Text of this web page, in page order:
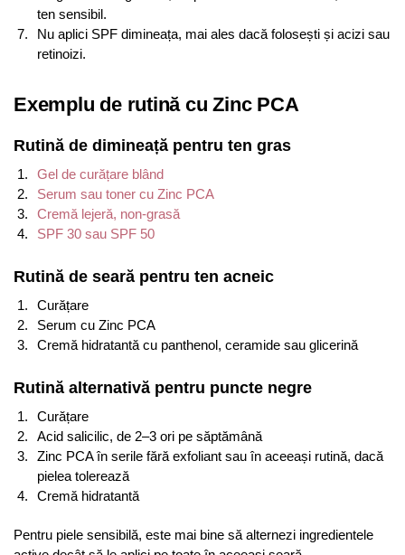
ten sensibil.
Nu aplici SPF dimineața, mai ales dacă folosești și acizi sau
retinoizi.
Exemplu de rutină cu Zinc PCA
Rutină de dimineață pentru ten gras
Gel de curățare blând
Serum sau toner cu Zinc PCA
Cremă lejeră, non-grasă
SPF 30 sau SPF 50
Rutină de seară pentru ten acneic
Curățare
Serum cu Zinc PCA
Cremă hidratantă cu panthenol, ceramide sau glicerină
Rutină alternativă pentru puncte negre
Curățare
Acid salicilic, de 2–3 ori pe săptămână
Zinc PCA în serile fără exfoliant sau în aceeași rutină, dacă
pielea tolerează
Cremă hidratantă
Pentru piele sensibilă, este mai bine să alternezi ingredientele